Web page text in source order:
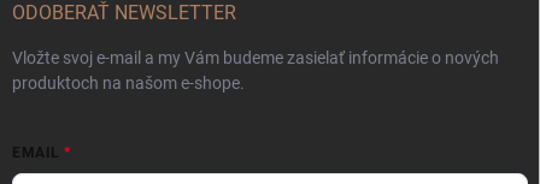
ODOBERAŤ NEWSLETTER
Vložte svoj e-mail a my Vám budeme zasielať informácie o nových
produktoch na našom e-shope.
EMAIL